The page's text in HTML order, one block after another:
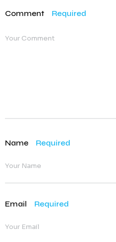
Comment Required
Name Required
Email Required